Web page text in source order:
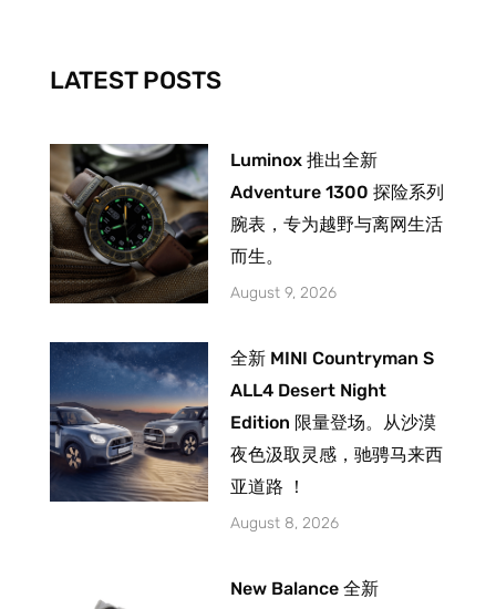
-
f
m
LATEST POSTS
Luminox 推出全新
Adventure 1300 探险系列
腕表，专为越野与离网生活
而生。
August 9, 2026
全新 MINI Countryman S
ALL4 Desert Night
Edition 限量登场。从沙漠
夜色汲取灵感，驰骋马来西
亚道路 ！
August 8, 2026
New Balance 全新